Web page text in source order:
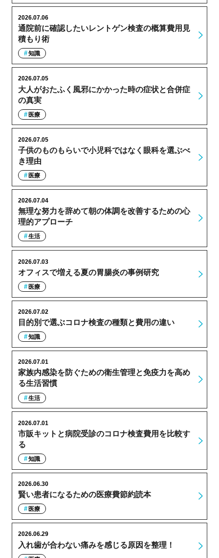
通院前に確認したいレントゲン検査の概算費用見
積もり術
2026.07.06
知識
大人がおたふく風邪にかかった時の症状と合併症
の真実
2026.07.05
医療
子供のものもらいで小児科ではなく眼科を選ぶべ
き理由
2026.07.05
医療
無理な努力を辞めて朝の体調を改善するための心
理的アプローチ
2026.07.04
生活
オフィスで増える夏の胃腸炎の事例研究
2026.07.03
医療
目的別で選ぶコロナ検査の種類と費用の違い
2026.07.02
知識
家族内感染を防ぐための衛生管理と免疫力を高め
る生活習慣
2026.07.01
生活
市販キットと病院受診のコロナ検査費用を比較す
る
2026.07.01
知識
賢い患者になるための医療費節約読本
2026.06.30
医療
入れ歯が合わない痛みを感じる原因を整理！
2026.06.29